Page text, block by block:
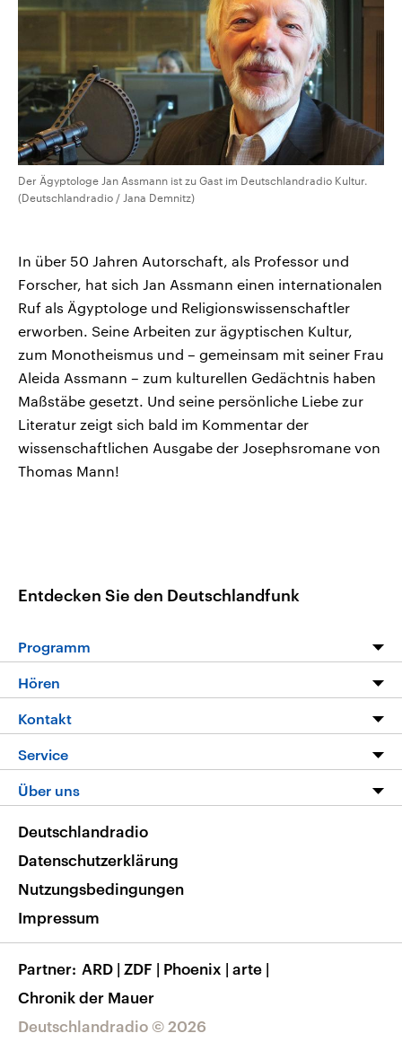
Der Ägyptologe Jan Assmann ist zu Gast im Deutschlandradio Kultur.
(Deutschlandradio / Jana Demnitz)
In über 50 Jahren Autorschaft, als Professor und
Forscher, hat sich Jan Assmann einen internationalen
Ruf als Ägyptologe und Religionswissenschaftler
erworben. Seine Arbeiten zur ägyptischen Kultur,
zum Monotheismus und – gemeinsam mit seiner Frau
Aleida Assmann – zum kulturellen Gedächtnis haben
Maßstäbe gesetzt. Und seine persönliche Liebe zur
Literatur zeigt sich bald im Kommentar der
wissenschaftlichen Ausgabe der Josephsromane von
Thomas Mann!
Entdecken Sie den Deutschlandfunk
Programm
Programm
Die Nachrichten
Nachrichtenleicht
Neue Beiträge auf dlf.de
Hören
Livestream
Podcasts
Deutschlandfunk App
Nachrichten App
Frequenzen
Kontakt
Hörerservice
Service
FAQ
Veranstaltungen
Musikliste
RSS
Über uns
Barrierefreiheit
Deutschlandradio © 2026
Deutschlandradio
Datenschutzerklärung
Nutzungsbedingungen
Impressum
Partner ARD | ZDF | Phoenix | arte |
Chronik der Mauer